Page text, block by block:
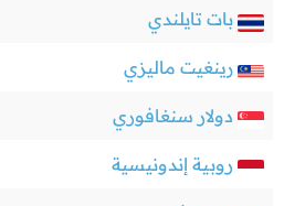
بات تايلندي
رينغيت ماليزي
دولار سنغافوري
روبية إندونيسية